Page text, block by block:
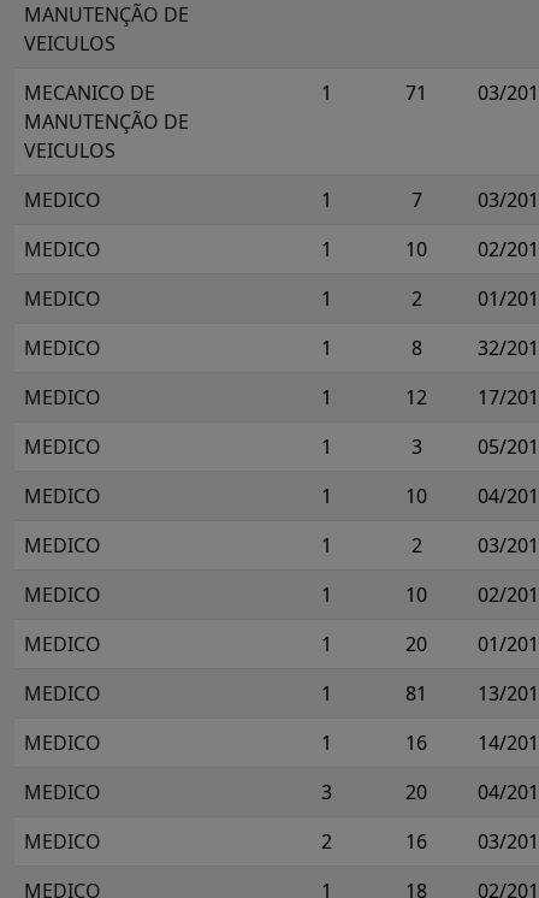
MANUTENÇÃO DE
VEICULOS
MECANICO DE
MANUTENÇÃO DE
VEICULOS
1 71 03/
MEDICO 1 7
03/
MEDICO
1 10
02/
MEDICO
1 2
01/
MEDICO
1 8
32/
MEDICO
1 12
17/
MEDICO
1 3
05/
MEDICO
1 10
04/
MEDICO
1 2
03/
MEDICO
1 10
02/
MEDICO
1 20
01/
MEDICO
1 81
13/
MEDICO
1 16
14/
MEDICO
3 20
04/
MEDICO
2 16
03/
MEDICO
1 18 02/